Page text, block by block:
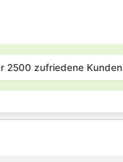
2500 zufriedene Kunden